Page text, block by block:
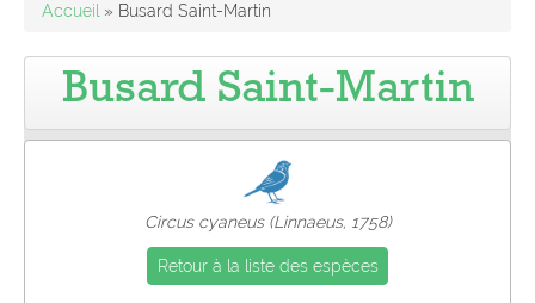
Le blog
Pro
Accueil » Busard Saint-Martin
Busard Saint-Martin
Circus cyaneus (Linnaeus, 1758)
Retour à la liste des espèces